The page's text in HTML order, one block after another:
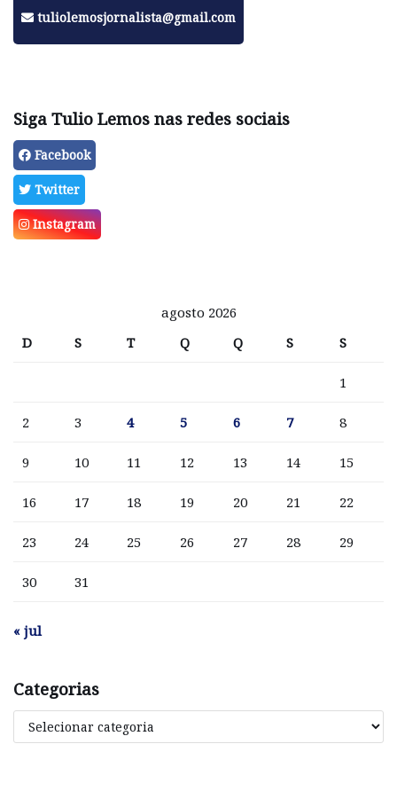
tuliolemosjornalista@gmail.com
Siga Tulio Lemos nas redes sociais
Facebook
Twitter
Instagram
agosto 2026
D
S T Q Q S S
1
2 3 4 5 6 7 8
9 10 11 12 13 14 15
16 17 18 19 20 21 22
23 24 25 26 27 28 29
30 31
« jul
Categorias